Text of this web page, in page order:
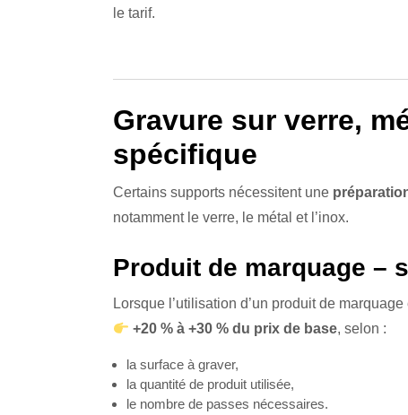
le tarif.
Gravure sur verre,
spécifique
Certains supports nécessitent une
notamment le verre, le métal et l’inox.
Produit de marquage –
Lorsque l’utilisation d’un produit de
+20 % à +30 % du prix de base, selon :
la surface à graver,
la quantité de produit utilisée,
le nombre de passes nécessaires.